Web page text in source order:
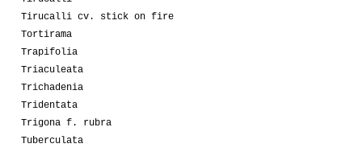
Tirucalli cv. stick on fire
Tortirama
Trapifolia
Triaculeata
Trichadenia
Tridentata
Trigona f. rubra
Tuberculata